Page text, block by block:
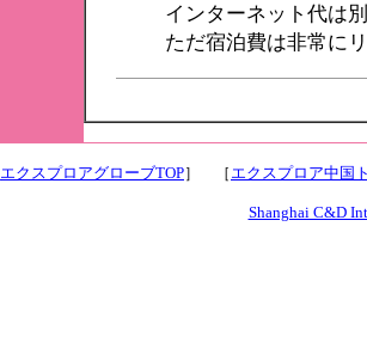
インターネット代は
ただ宿泊費は非常に
エクスプロアグローブTOP］ ［ エクスプロア中国
Shanghai C&D